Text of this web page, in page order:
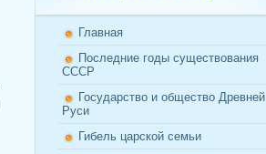
Главная
Последние годы существования
СССР
Государство и общество Древней
Руси
Гибель царской семьи